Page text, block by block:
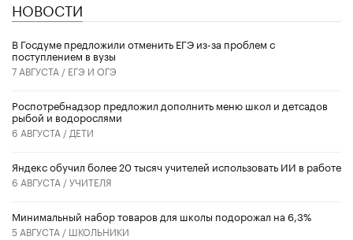
НОВОСТИ
В Госдуме предложили отменить ЕГЭ из-за проблем с
поступлением в вузы
7 АВГУСТА / ЕГЭ И ОГЭ
Роспотребнадзор предложил дополнить меню школ и детсадов
рыбой и водорослями
6 АВГУСТА / ДЕТИ
​Яндекс обучил более 20 тысяч учителей использовать ИИ в работе
6 АВГУСТА /УЧИТЕЛЯ
Минимальный набор товаров для школы подорожал на 6,3%
5 АВГУСТА / ШКОЛЬНИКИ